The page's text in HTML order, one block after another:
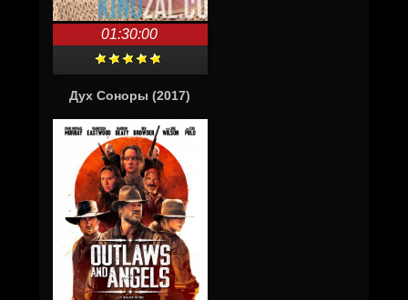
01:30:00
Дух Соноры (2017)